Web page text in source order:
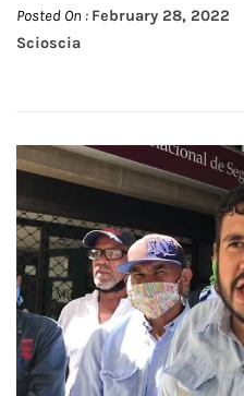
Posted On : February 28, 2022
Scioscia